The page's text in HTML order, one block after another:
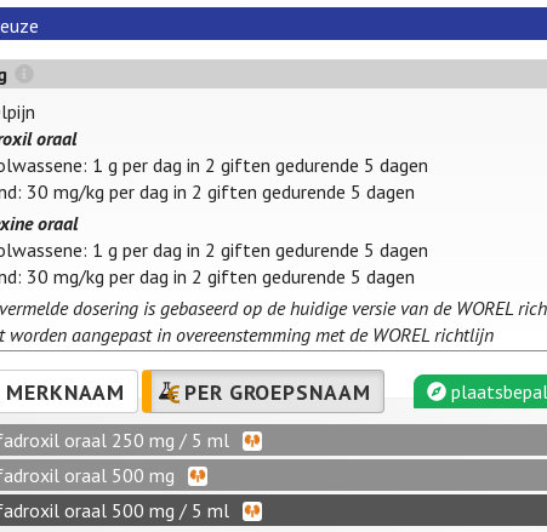
oraal
1 g per dag in 2 giften gedurende 5 dagen
30 mg/kg per dag in 2 giften gedurende 5 dagen
oraal
1 g per dag in 2 giften gedurende 5 dagen
30 mg/kg per dag in 2 giften gedurende 5 dagen
vermelde dosering is gebaseerd op de huidige versie van de WOREL
worden aangepast in overeenstemming met de WOREL richtlijn
MERKNAAM PER GROEPSNAAM
oraal 250 mg / 5 ml
oraal 500 mg
oraal 500 mg / 5 ml